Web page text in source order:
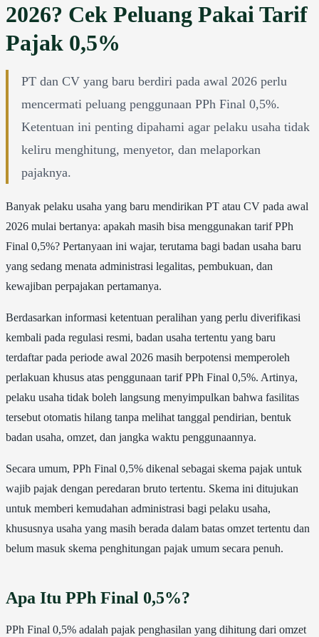
2026? Cek Peluang Pakai Tarif
Pajak 0,5%
PT dan CV yang baru berdiri pada awal 2026 perlu
mencermati peluang penggunaan PPh Final 0,5%.
Ketentuan ini penting dipahami agar pelaku usaha tidak
keliru menghitung, menyetor, dan melaporkan
pajaknya.
Banyak pelaku usaha yang baru mendirikan PT atau CV pada awal
2026 mulai bertanya: apakah masih bisa menggunakan tarif PPh
Final 0,5%? Pertanyaan ini wajar, terutama bagi badan usaha baru
yang sedang menata administrasi legalitas, pembukuan, dan
kewajiban perpajakan pertamanya.
Berdasarkan informasi ketentuan peralihan yang perlu diverifikasi
kembali pada regulasi resmi, badan usaha tertentu yang baru
terdaftar pada periode awal 2026 masih berpotensi memperoleh
perlakuan khusus atas penggunaan tarif PPh Final 0,5%. Artinya,
pelaku usaha tidak boleh langsung menyimpulkan bahwa fasilitas
tersebut otomatis hilang tanpa melihat tanggal pendirian, bentuk
badan usaha, omzet, dan jangka waktu penggunaannya.
Secara umum, PPh Final 0,5% dikenal sebagai skema pajak untuk
wajib pajak dengan peredaran bruto tertentu. Skema ini ditujukan
untuk memberi kemudahan administrasi bagi pelaku usaha,
khususnya usaha yang masih berada dalam batas omzet tertentu dan
belum masuk skema penghitungan pajak umum secara penuh.
Apa Itu PPh Final 0,5%?
PPh Final 0,5% adalah pajak penghasilan yang dihitung dari omzet